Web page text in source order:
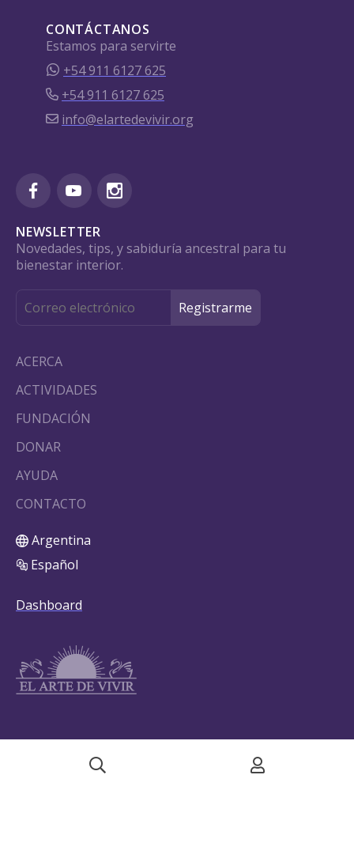
CONTÁCTANOS
Estamos para servirte
+54 911 6127 625
+54 911 6127 625
info@elartedevivir.org
NEWSLETTER
Novedades, tips, y sabiduría ancestral para tu
bienestar interior.
ACERCA
ACTIVIDADES
FUNDACIÓN
DONAR
AYUDA
CONTACTO
Argentina
Español
Dashboard
artofliving-latin
Powered by Shopamine.
Políticas de privacidad
Términos y condiciones